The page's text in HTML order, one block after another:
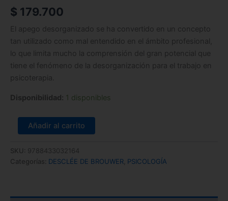
$ 179.700
El apego desorganizado se ha convertido en un concepto
tan utilizado como mal entendido en el ámbito profesional,
lo que limita mucho la comprensión del gran potencial que
tiene el fenómeno de la desorganización para el trabajo en
psicoterapia.
Disponibilidad: 1 disponibles
Añadir al carrito
SKU: 9788433032164
Categorías: DESCLÉE DE BROUWER PSICOLOGÍA